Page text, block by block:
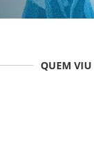
QUEM VIU